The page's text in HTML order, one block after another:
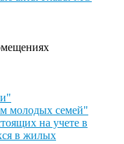
молодых семей"
на учете в
в жилых